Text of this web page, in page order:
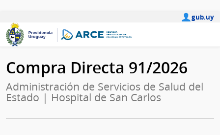
gub.uy
Compra Directa 91/2026
Administración de Servicios de Salud del
Estado | Hospital de San Carlos